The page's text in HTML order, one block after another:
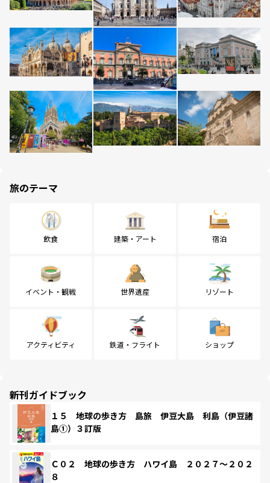
旅のテーマ
飲食 建築・アート 宿泊
イベント・観戦 世界遺産 リゾート
アクティビティ 鉄道・フライト ショップ
新刊ガイドブック
１５ 地球の歩き方 島旅 伊豆大島 利島（伊豆諸
島①）３訂版
Ｃ０２ 地球の歩き方 ハワイ島 ２０２７～２０２
８